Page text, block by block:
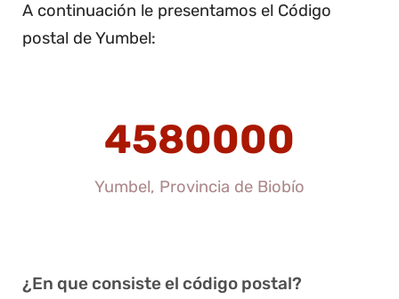
A continuación le presentamos el Código
postal de Yumbel:
4580000
Yumbel, Provincia de Biobío
¿En que consiste el código postal?